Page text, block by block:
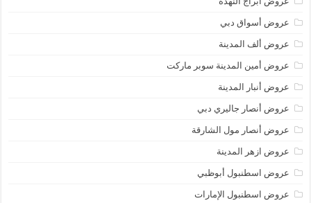
عروض أسواق دبي
عروض ألف المدينة
عروض أمين المدينة سوبر ماركت
عروض أنبار المدينة
عروض أنصار جاليري دبي
عروض أنصار مول الشارقة
عروض ازهر المدينة
عروض اسطنبول أبوظبي
عروض اسطنبول الإمارات